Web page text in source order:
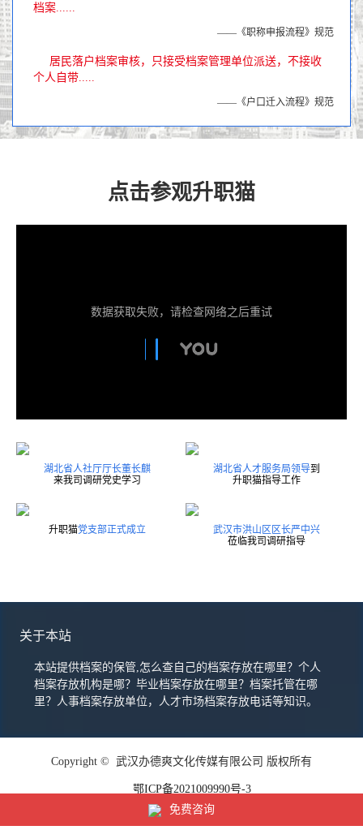
档案......
——《职称申报流程》规范
居民落户档案审核，只接受档案管理单位派送，不接收
个人自带.....
——《户口迁入流程》规范
点击参观升职猫
数据获取失败，请检查网络之后重试
湖北省人社厅厅长董长麒
来我司调研党史学习
湖北省人才服务局领导到
升职猫指导工作
升职猫党支部正式成立
武汉市洪山区区长严中兴
莅临我司调研指导
关于本站
本站提供档案的保管,怎么查自己的档案存放在哪里？个人
档案存放机构是哪？毕业档案存放在哪里？档案托管在哪
里？人事档案存放单位，人才市场档案存放电话等知识。
Copyright © 武汉办德爽文化传媒有限公司 版权所有
免费咨询
鄂ICP备2021009990号-3